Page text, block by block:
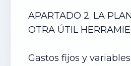
APARTADO 2. LA
OTRA ÚTIL
Gastos fijos y variables